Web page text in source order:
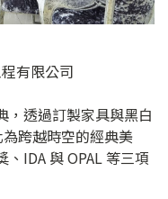
有限公司
，透過訂製家具與黑白
跨越時空的經典美
IDA 與 OPAL 等三項